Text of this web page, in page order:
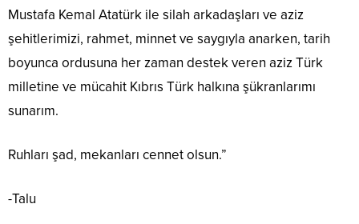
Mustafa Kemal Atatürk ile silah arkadaşları ve aziz
şehitlerimizi, rahmet, minnet ve saygıyla anarken, tarih
boyunca ordusuna her zaman destek veren aziz Türk
milletine ve mücahit Kıbrıs Türk halkına şükranlarımı
sunarım.
Ruhları şad, mekanları cennet olsun.”
-Talu